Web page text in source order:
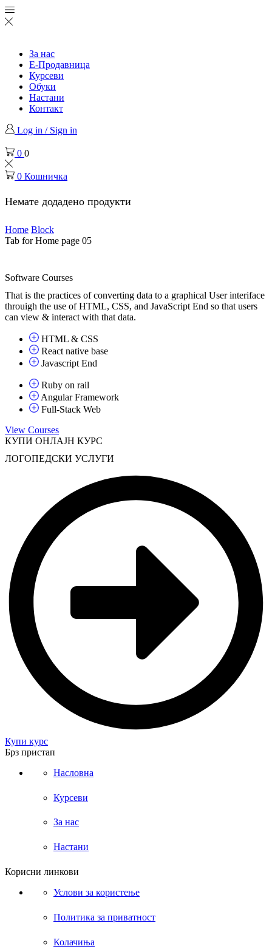
За нас
Е-Продавница
Курсеви
Обуки
Настани
Контакт
Log in / Sign in
0 0
0 Кошничка
Немате додадено продукти
Home Block
Tab for Home page 05
Software Courses
That is the practices of converting data to a graphical User interiface
throuigh the use of HTML, CSS, and JavaScript End so that users
can view & interact with that data.
HTML & CSS
React native base
Javascript End
Ruby on rail
Angular Framework
Full-Stack Web
View Courses
КУПИ ОНЛАЈН КУРС
ЛОГОПЕДСКИ УСЛУГИ
Купи курс
Брз пристап
Насловна
Курсеви
За нас
Настани
Корисни линкови
Услови за користење
Политика за приватност
Колачиња